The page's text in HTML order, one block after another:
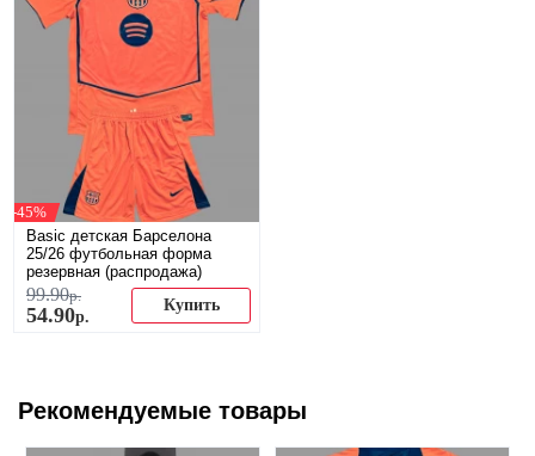
-45%
Basic детская Барселона
25/26 футбольная форма
резервная (распродажа)
99.90р.
54.90р.
Купить
Рекомендуемые товары